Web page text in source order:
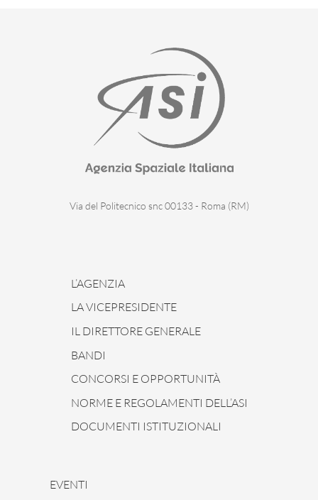
Via del Politecnico snc 00133 - Roma (RM)
L’AGENZIA
LA VICEPRESIDENTE
IL DIRETTORE GENERALE
BANDI
CONCORSI E OPPORTUNITÀ
NORME E REGOLAMENTI DELL’ASI
DOCUMENTI ISTITUZIONALI
EVENTI